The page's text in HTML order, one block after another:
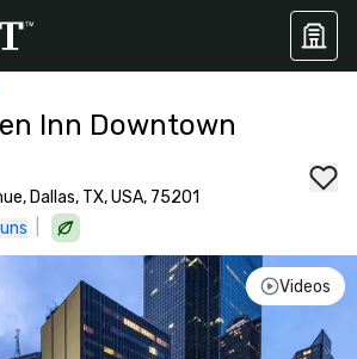
Inn Downtown
Dallas, TX, USA, 75201
Videos